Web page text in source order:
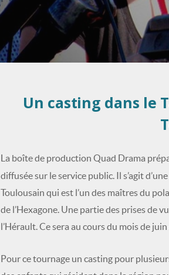
Un casting dans le
La boîte de production Quad Drama
diffusée sur le service public. Il s’agit
Toulousain qui est l’un des maîtres du
de l’Hexagone. Une partie des prises de
l’Hérault. Ce sera au cours du mois de
Pour ce tournage un casting pour